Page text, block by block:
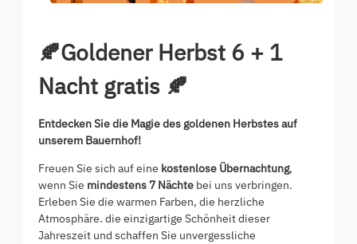
🍂Goldener Herbst 6 + 1
Nacht gratis 🍂
Entdecken Sie die Magie des goldenen Herbstes auf
unserem Bauernhof!
Freuen Sie sich auf eine kostenlose Übernachtung,
wenn Sie mindestens 7 Nächte bei uns verbringen.
Erleben Sie die warmen Farben, die herzliche
Atmosphäre. die einzigartige Schönheit dieser
Jahreszeit und schaffen Sie unvergessliche